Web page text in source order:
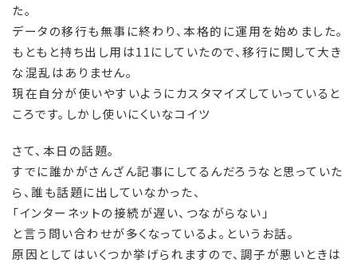
た。
データの移行も無事に終わり、本格的に運用を始めました。
もともと持ち出し用は11にしていたので、移行に関して大き
な混乱はありません。
現在自分が使いやすいようにカスタマイズしていっていると
ころです。しかし使いにくいなコイツ
さて、本日の話題。
すでに誰かがさんざん記事にしてるんだろうなと思っていた
ら、誰も話題に出していなかった、
「インターネットの接続が遅い、つながらない」
と言う問い合わせが多くなっているよ。というお話。
原因としてはいくつか挙げられますので、調子が悪いときは